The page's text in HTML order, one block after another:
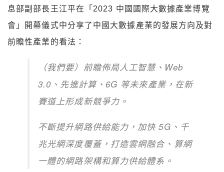
息部副部長王江平在「2023 中國國際大數據產業博覽
會」開幕儀式中分享了中國大數據產業的發展方向及對
前瞻性產業的看法：
（我們要）前瞻佈局人工智慧、Web
3.0、先進計算、6G 等未來產業，在新
賽道上形成新競爭力。
不斷提升網路供給能力，加快 5G、千
兆光網深度覆蓋，打造雲網融合、算網
一體的網路架構和算力供給體系。